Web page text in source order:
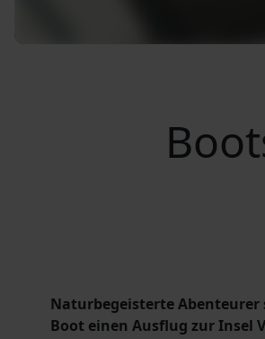
Naturbegeisterte
Boot einen Ausflug zur Insel